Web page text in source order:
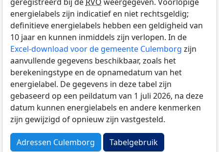
energielabels zijn indicatief en niet rechtsgeldig;
definitieve energielabels hebben een geldigheid van
10 jaar en kunnen inmiddels zijn verlopen. In de
Excel-download voor de gemeente Culemborg zijn
aanvullende gegevens beschikbaar, zoals het
berekeningstype en de opnamedatum van het
energielabel. De gegevens in deze tabel zijn
gebaseerd op een peildatum van 1 juli 2026, na deze
datum kunnen energielabels en andere kenmerken
zijn gewijzigd of opnieuw zijn vastgesteld.
Adressen Culemborg Tabelgebruik